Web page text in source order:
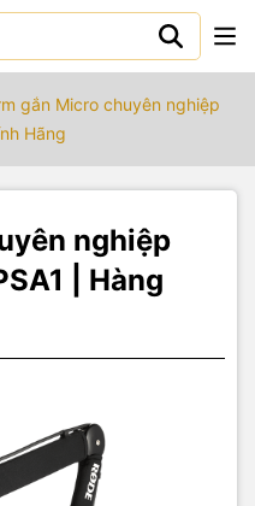
gắn Micro chuyên nghiệp
Hãng
nghiệp
| Hàng
1 x Desk
Mount Clamp
1 x Threaded
Desk Mount